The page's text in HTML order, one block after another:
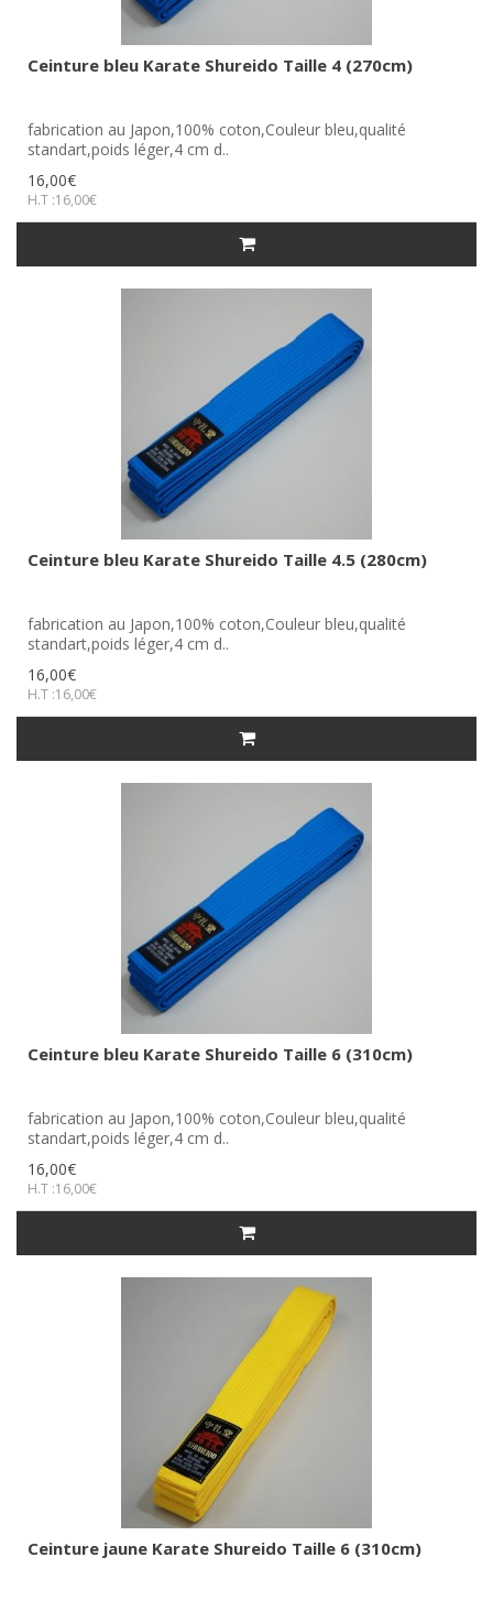
Ceinture bleu Karate Shureido Taille 4 (270cm)
fabrication au Japon,100% coton,Couleur bleu,qualité
standart,poids léger,4 cm d..
16,00€
H.T :16,00€
Ceinture bleu Karate Shureido Taille 4.5 (280cm)
fabrication au Japon,100% coton,Couleur bleu,qualité
standart,poids léger,4 cm d..
16,00€
H.T :16,00€
Ceinture bleu Karate Shureido Taille 6 (310cm)
fabrication au Japon,100% coton,Couleur bleu,qualité
standart,poids léger,4 cm d..
16,00€
H.T :16,00€
Ceinture jaune Karate Shureido Taille 6 (310cm)